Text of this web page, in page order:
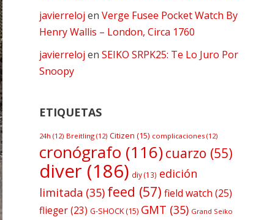
javierreloj en Verge Fusee Pocket Watch By
Henry Wallis – London, Circa 1760
javierreloj en SEIKO SRPK25: Te Lo Juro Por
Snoopy
ETIQUETAS
24h (12) Breitling (12) Citizen (15) complicaciones (12)
cronógrafo (116)cuarzo (55)
diver (186) diy(13) edición
limitada (35) feed (57) field watch (25)
flieger(23) G-SHOCK (15) GMT (35) Grand Seiko